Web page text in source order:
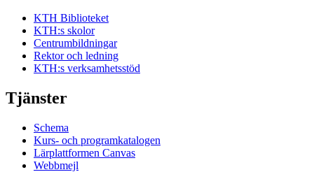
KTH Biblioteket
KTH:s skolor
Centrumbildningar
Rektor och ledning
KTH:s verksamhetsstöd
Tjänster
Schema
Kurs- och programkatalogen
Lärplattformen Canvas
Webbmejl